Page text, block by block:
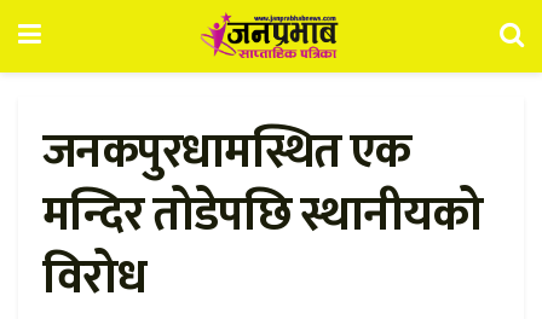
जनकपुरधामस्थित एक
मन्दिर तोडेपछि स्थानीयको
विरोध